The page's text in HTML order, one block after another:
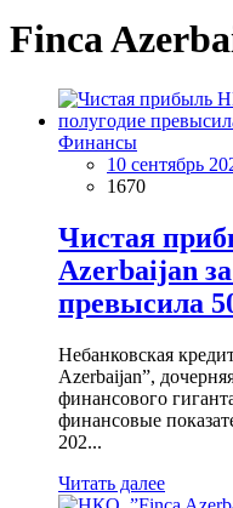
Finca
Финансы
10 сентябрь
1670
Чистая
Azerbaijan
превысила
Небанковская
Azerbaijan”,
финансового
финансовые
202...
Читать далее